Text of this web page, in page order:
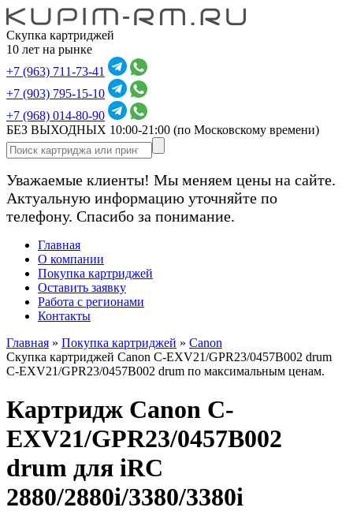
Скупка картриджей
10 лет на рынке
+7 (963) 711-73-41
+7 (903) 795-15-10
+7 (968) 014-80-90
БЕЗ ВЫХОДНЫХ 10:00-21:00 (по Московскому времени)
Уважаемые клиенты! Мы меняем цены на сайте.
Актуальную информацию уточняйте по
телефону. Спасибо за понимание.
Главная
О компании
Покупка картриджей
Оставить заявку
Работа с регионами
Контакты
Главная » Покупка картриджей » Canon
Скупка картриджей Canon C-EXV21/GPR23/0457B002 drum
C-EXV21/GPR23/0457B002 drum по максимальным ценам.
Картридж Canon C-
EXV21/GPR23/0457B002
drum для iRC
2880/2880i/3380/3380i